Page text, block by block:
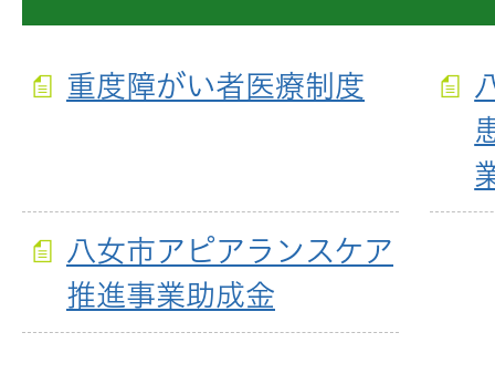
重度障がい者医療制度
八女市アピアランスケア
推進事業助成金